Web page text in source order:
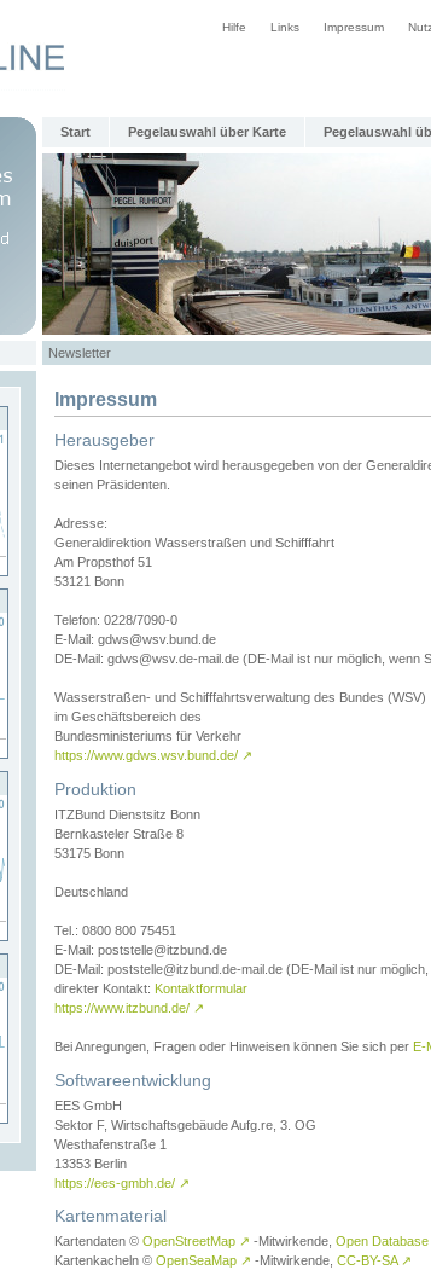
Hilfe Links Impressum
Start Pegelauswahl über Karte Pegelauswahl
Newsletter
Impressum
Herausgeber
Dieses Internetangebot wird herausgegeben von der
seinen Präsidenten.
Adresse:
Generaldirektion Wasserstraßen und Schifffahrt
Am Propsthof 51
53121 Bonn
Telefon: 0228/7090-0
E-Mail: gdws@wsv.bund.de
DE-Mail: gdws@wsv.de-mail.de (DE-Mail ist nur möglich, wenn
Wasserstraßen- und Schifffahrtsverwaltung des Bundes (WSV)
im Geschäftsbereich des
Bundesministeriums für Verkehr
https://www.gdws.wsv.bund.de/ ↗
Produktion
ITZBund Dienstsitz Bonn
Bernkasteler Straße 8
53175 Bonn
Deutschland
Tel.: 0800 800 75451
E-Mail: poststelle@itzbund.de
DE-Mail: poststelle@itzbund.de-mail.de (DE-Mail ist nur
direkter Kontakt: Kontaktformular
https://www.itzbund.de/ ↗
Bei Anregungen, Fragen oder Hinweisen können Sie sich per E-
Softwareentwicklung
EES GmbH
Sektor F, Wirtschaftsgebäude Aufg.re, 3. OG
Westhafenstraße 1
13353 Berlin
https://ees-gmbh.de/ ↗
Kartenmaterial
Kartendaten © OpenStreetMap ↗ -Mitwirkende, Open Database
Kartenkacheln © OpenSeaMap ↗ -Mitwirkende, CC-BY-SA ↗